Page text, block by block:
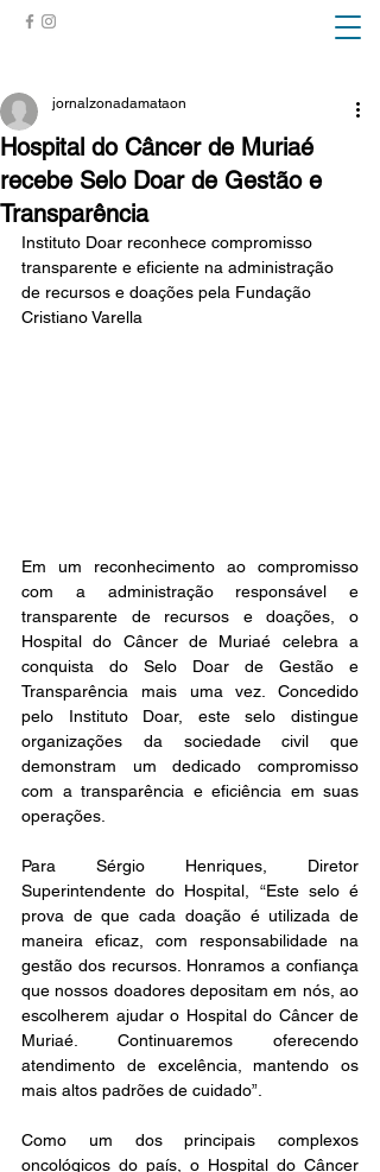
Hospital do Câncer de Muriaé
recebe Selo Doar de Gestão e
Transparência
jornalzonadamataon
Instituto Doar reconhece compromisso
transparente e eficiente na administração
de recursos e doações pela Fundação
Cristiano Varella
Em um reconhecimento ao compromisso
com a administração responsável e
transparente de recursos e doações, o
Hospital do Câncer de Muriaé celebra a
conquista do Selo Doar de Gestão e
Transparência mais uma vez. Concedido
pelo Instituto Doar, este selo distingue
organizações da sociedade civil que
demonstram um dedicado compromisso
com a transparência e eficiência em suas
operações.
Para Sérgio Henriques, Diretor
Superintendente do Hospital, “Este selo é
prova de que cada doação é utilizada de
maneira eficaz, com responsabilidade na
gestão dos recursos. Honramos a confiança
que nossos doadores depositam em nós, ao
escolherem ajudar o Hospital do Câncer de
Muriaé. Continuaremos oferecendo
atendimento de excelência, mantendo os
mais altos padrões de cuidado”.
Como um dos principais complexos
oncológicos do país, o Hospital do Câncer